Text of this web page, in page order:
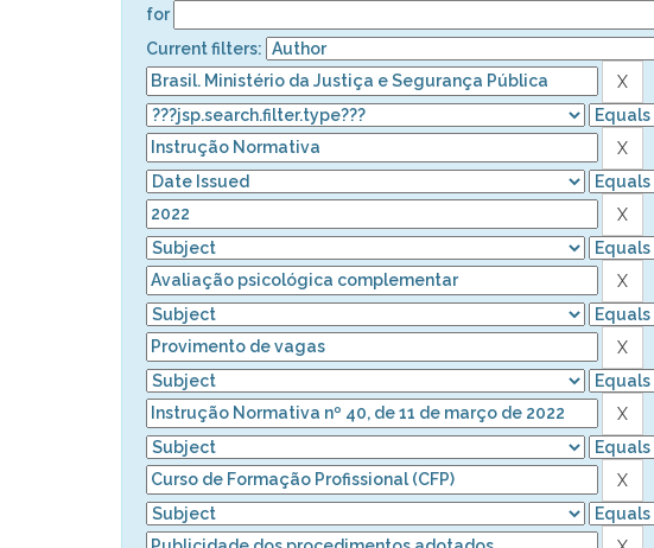
for
Current filters: